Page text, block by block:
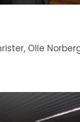
Olle